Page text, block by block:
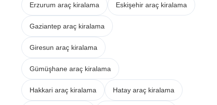
Erzurum araç kiralama Eskişehir araç kiralama
Gaziantep araç kiralama
Giresun araç kiralama
Gümüşhane araç kiralama
Hakkari araç kiralama Hatay araç kiralama